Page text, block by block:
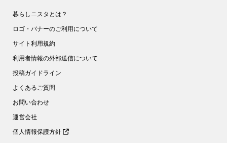
暮らしニスタとは？
ロゴ・バナーのご利用について
サイト利用規約
利用者情報の外部送信について
投稿ガイドライン
よくあるご質問
お問い合わせ
運営会社
個人情報保護方針